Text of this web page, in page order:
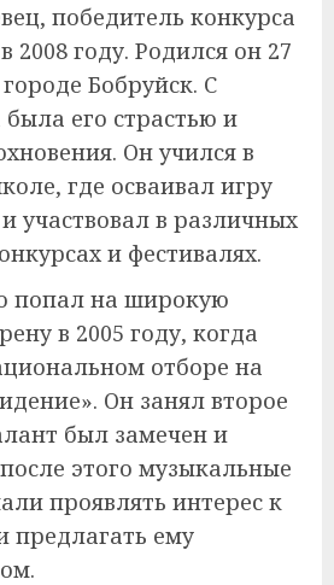
победитель конкурса
2008 году. Родился он 27
Бобруйск. С
его страстью и
Он учился в
где осваивал игру
участвовал в различных
и фестивалях.
попал на широкую
в 2005 году, когда
отборе на
Он занял второе
был замечен и
этого музыкальные
проявлять интерес к
предлагать ему